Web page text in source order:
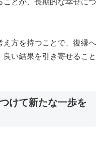
とが、長期的な幸せにつ
え方を持つことで、復縁へ
い結果を引き寄せること
けて新たな一歩を